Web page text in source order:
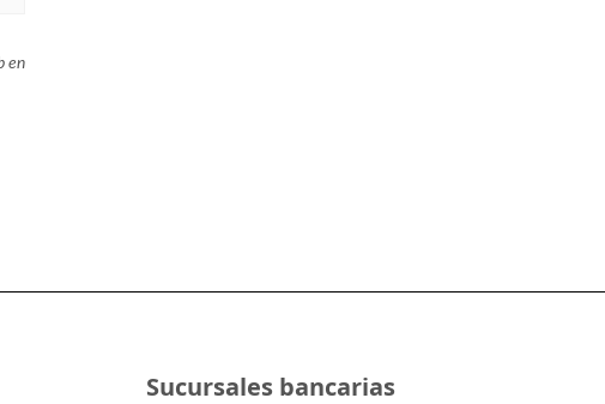
en
Sucursales bancarias